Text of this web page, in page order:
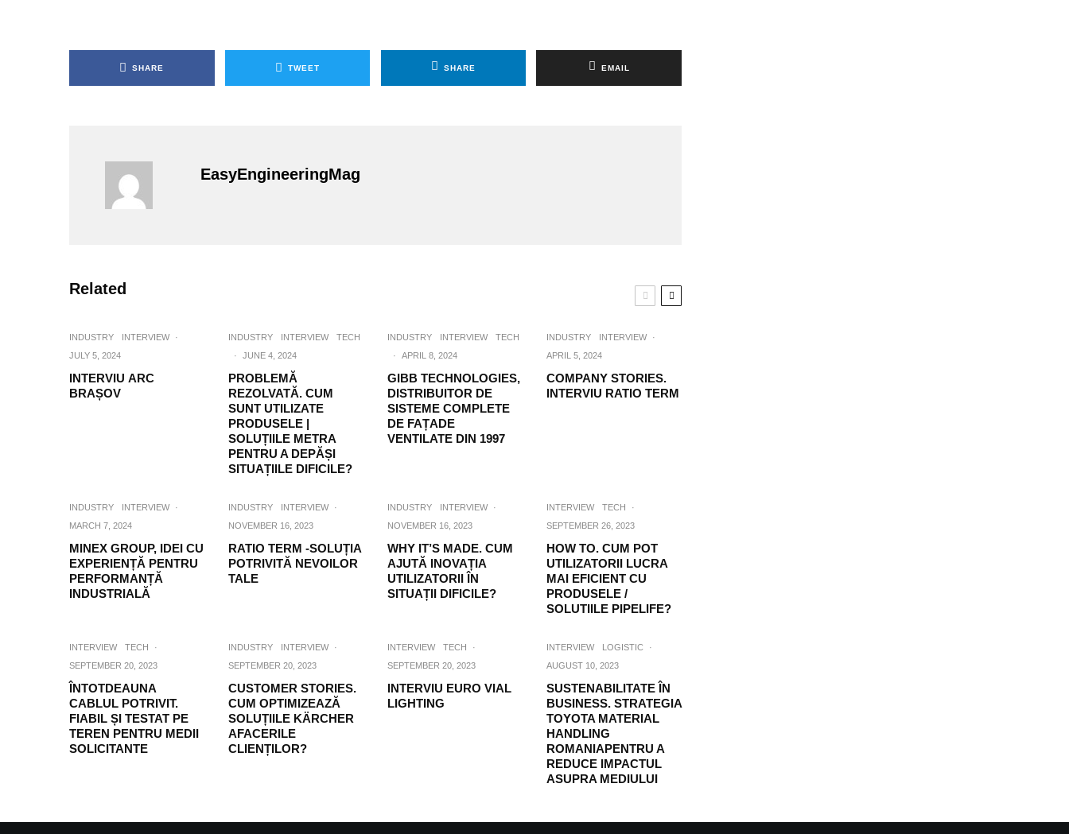
SHARE TWEET SHARE EMAIL
EasyEngineeringMag
Related
INDUSTRY INTERVIEW
·
JULY 5, 2024
INTERVIU ARC
BRAȘOV
INDUSTRY INTERVIEW
TECH
·
JUNE 4, 2024
PROBLEMĂ
REZOLVATĂ. CUM
SUNT UTILIZATE
PRODUSELE |
SOLUȚIILE METRA
PENTRU A DEPĂȘI
SITUAȚIILE DIFICILE?
INDUSTRY INTERVIEW
TECH
·
APRIL 8, 2024
GIBB TECHNOLOGIES,
DISTRIBUITOR DE
SISTEME COMPLETE
DE FAȚADE
VENTILATE DIN 1997
INDUSTRY INTERVIEW
·
APRIL 5, 2024
COMPANY STORIES.
INTERVIU RATIO TERM
INDUSTRY INTERVIEW
·
MARCH 7, 2024
MINEX GROUP, IDEI CU
EXPERIENȚĂ PENTRU
PERFORMANȚĂ
INDUSTRIALĂ
INDUSTRY INTERVIEW
·
NOVEMBER 16, 2023
RATIO TERM -SOLUȚIA
POTRIVITĂ NEVOILOR
TALE
INDUSTRY INTERVIEW
·
NOVEMBER 16, 2023
WHY IT’S MADE. CUM
AJUTĂ INOVAȚIA
UTILIZATORII ÎN
SITUAȚII DIFICILE?
INTERVIEW TECH
·
SEPTEMBER 26, 2023
HOW TO. CUM POT
UTILIZATORII LUCRA
MAI EFICIENT CU
PRODUSELE /
SOLUTIILE PIPELIFE?
INTERVIEW TECH
·
SEPTEMBER 20, 2023
ÎNTOTDEAUNA
CABLUL POTRIVIT.
FIABIL ȘI TESTAT PE
TEREN PENTRU MEDII
SOLICITANTE
INDUSTRY INTERVIEW
·
SEPTEMBER 20, 2023
CUSTOMER STORIES.
CUM OPTIMIZEAZĂ
SOLUȚIILE KÄRCHER
AFACERILE
CLIENȚILOR?
INTERVIEW TECH
·
SEPTEMBER 20, 2023
INTERVIU EURO VIAL
LIGHTING
INTERVIEW LOGISTIC
·
AUGUST 10, 2023
SUSTENABILITATE ÎN
BUSINESS. STRATEGIA
TOYOTA MATERIAL
HANDLING
ROMANIAPENTRU A
REDUCE IMPACTUL
ASUPRA MEDIULUI